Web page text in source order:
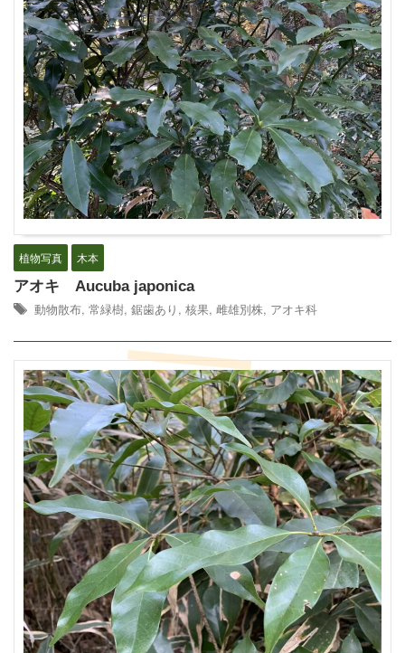
植物写真 木本
アオキ Aucuba japonica
動物散布, 常緑樹, 鋸歯あり , 核果, 雌雄別株, アオキ科